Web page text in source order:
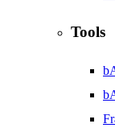
Tools